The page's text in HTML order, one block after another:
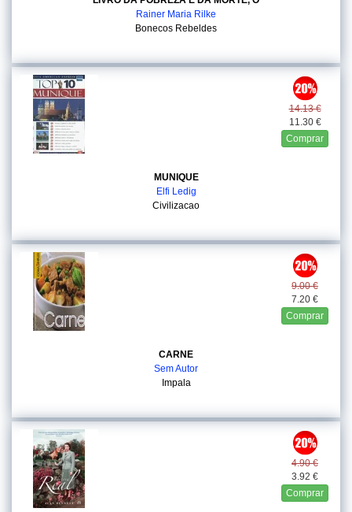
Rainer Maria Rilke
Bonecos Rebeldes
14.13 €
11.30 €
Comprar
MUNIQUE
Elfi Ledig
Civilizacao
9.00 €
7.20 €
Comprar
CARNE
Sem Autor
Impala
4.90 €
3.92 €
Comprar